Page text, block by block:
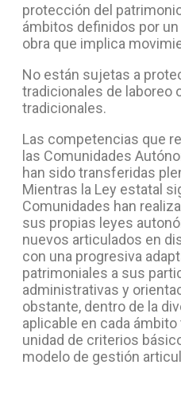
protección del
ámbitos definidos por
obra que implica
No están sujetas a
tradicionales de laboreo
tradicionales.
Las competencias que
las Comunidades
han sido transferidas
Mientras la Ley estatal
Comunidades han
sus propias leyes
nuevos articulados en
con una progresiva
patrimoniales a sus
administrativas y
obstante, dentro de la
aplicable en cada
unidad de criterios
modelo de gestión